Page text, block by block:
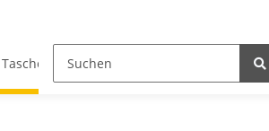
Displayschutzfolien